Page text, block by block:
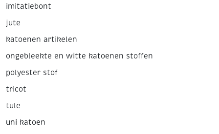
imitatiebont
jute
katoenen artikelen
ongebleekte en witte katoenen stoffen
polyester stof
tricot
tule
uni katoen